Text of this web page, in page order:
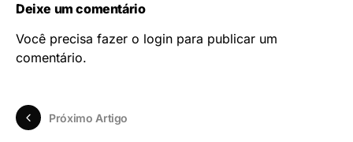
Deixe um comentário
Você precisa fazer o login para publicar um
comentário.
Próximo Artigo